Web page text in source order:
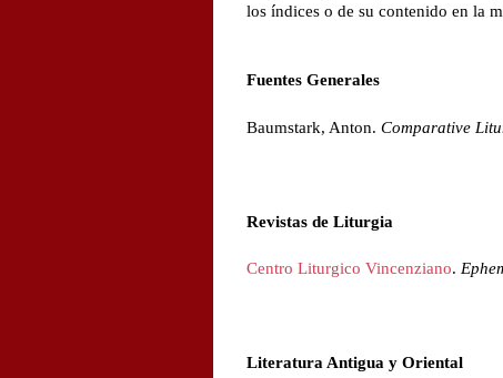
los índices o de su contenido en la
Fuentes Generales
Baumstark, Anton. Comparative
Revistas de Liturgia
Centro Liturgico Vincenziano.
Literatura Antigua y Oriental